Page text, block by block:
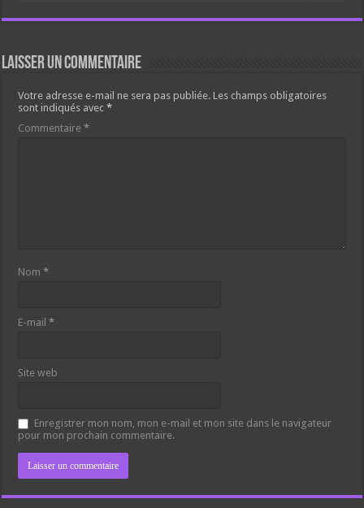
Laisser un commentaire
Votre adresse e-mail ne sera pas publiée. Les champs obligatoires
sont indiqués avec*
Commentaire*
Nom*
E-mail*
Site web
Enregistrer mon nom, mon e-mail et mon site dans le navigateur
pour mon prochain commentaire.